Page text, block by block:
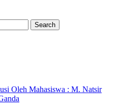
Oleh Mahasiswa : M. Natsir